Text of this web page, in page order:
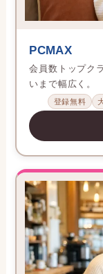
PCMAX
会員数トップク
いまで幅広く。
登録無料